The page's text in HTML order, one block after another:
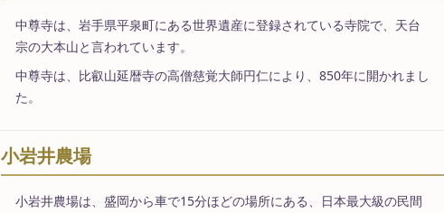
中尊寺は、岩手県平泉町にある世界遺産に登録されている寺院で、天台
宗の大本山と言われています。
中尊寺は、比叡山延暦寺の高僧慈覚大師円仁により、850年に開かれまし
た。
小岩井農場
小岩井農場は、盛岡から車で15分ほどの場所にある、日本最大級の民間